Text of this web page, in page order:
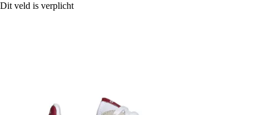
Dit veld is verplicht